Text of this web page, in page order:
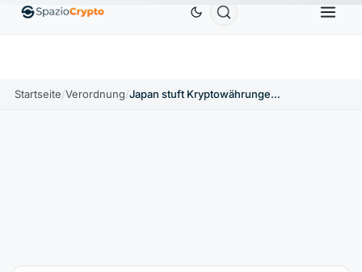
EthereumETH1.880,58 $ Tether USDT0,9991 $ BNBBNB
Startseite/Verordnung/ Japan stuft Kryptowährungen als Finanzinstrumente ein